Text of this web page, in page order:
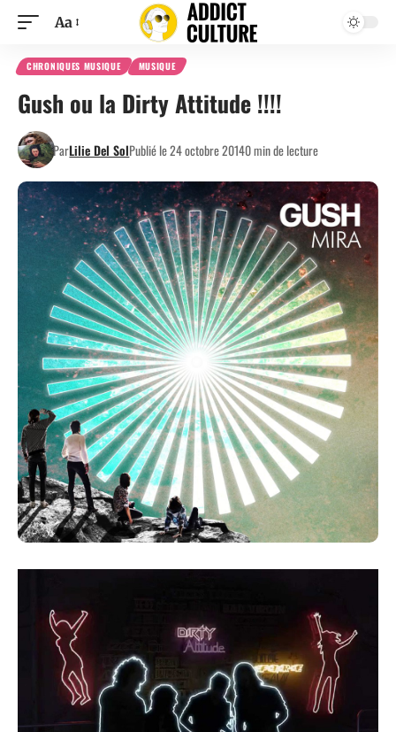
Aa
CHRONIQUES MUSIQUE MUSIQUE
Gush ou la Dirty Attitude !!!!
ParLilie Del SolPublié le 24 octobre 20140 min de lecture